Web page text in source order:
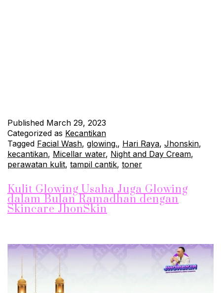
Published March 29, 2023
Categorized as Kecantikan
Tagged Facial Wash, glowing., Hari Raya, Jhonskin,
kecantikan, Micellar water, Night and Day Cream,
perawatan kulit, tampil cantik, toner
Kulit Glowing Usaha Juga Glowing
dalam Bulan Ramadhan dengan
Skincare JhonSkin